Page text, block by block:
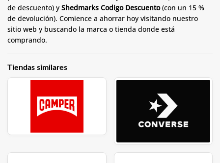
de descuento) y Shedmarks Codigo Descuento(con un 15 %
de devolución). Comience a ahorrar hoy visitando nuestro
sitio web y buscando la marca o tienda donde está
comprando.
Tiendas similares